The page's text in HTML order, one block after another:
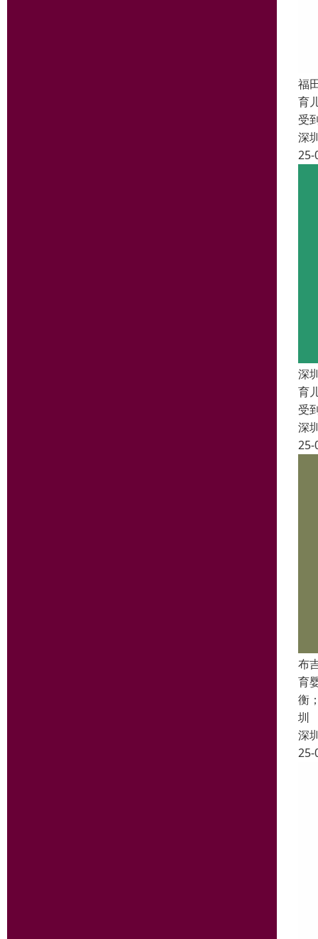
福
育
受
深
25-
深
育
受
深
25-
布
育
衡
圳
深
25-